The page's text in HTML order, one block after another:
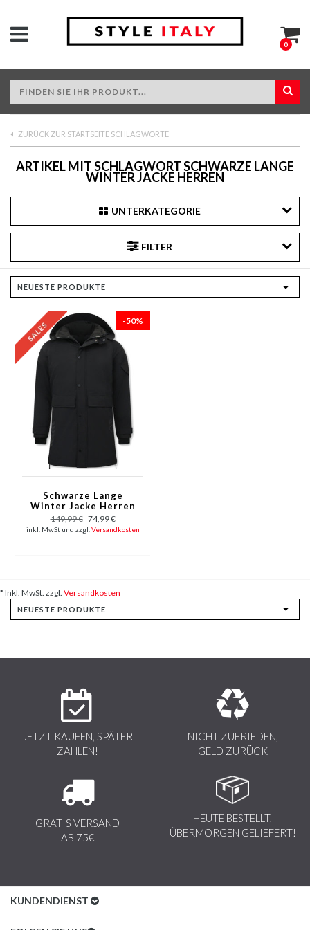
0
ZURÜCK ZUR STARTSEITE SCHLAGWORTE
ARTIKEL MIT SCHLAGWORT SCHWARZE LANGE
WINTER JACKE HERREN
UNTERKATEGORIE
FILTER
-50%
Schwarze Lange
Winter Jacke Herren
149,99 € 74,99 €
inkl. MwSt und zzgl. Versandkosten
* Inkl. MwSt. zzgl. Versandkosten
JETZT KAUFEN, SPÄTER
ZAHLEN!
NICHT ZUFRIEDEN,
GELD ZURÜCK
GRATIS VERSAND
AB 75€
HEUTE BESTELLT,
ÜBERMORGEN GELIEFERT!
KUNDENDIENST
Kundenservice